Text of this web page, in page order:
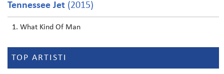
Tennessee Jet (2015)
What Kind Of Man
TOP ARTISTI